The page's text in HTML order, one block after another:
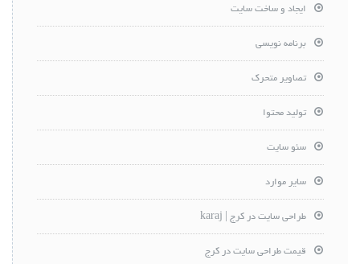
ایجاد و ساخت سایت
برنامه نویسی
تصاویر متحرک
تولید محتوا
سئو سایت
سایر موارد
طراحی سایت در کرج | karaj
قیمت طراحی سایت در کرج